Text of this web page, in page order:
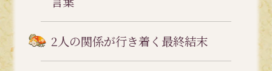
2人の関係が行き着く最終結末